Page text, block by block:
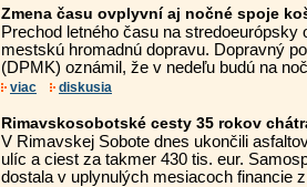
Zmena času ovplyvní aj nočné spoje
Prechod letného času na stredoeurópsky
mestskú hromadnú dopravu. Dopravný
(DPMK) oznámil, že v nedeľu budú na
viac diskusia
Rimavskosobotské cesty 35 rokov
V Rimavskej Sobote dnes ukončili
ulíc a ciest za takmer 430 tis. eur.
dostala v uplynulých mesiacoch financie